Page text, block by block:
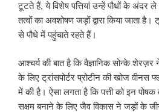
टूटते हैं, ये विशेष पत्तियां उन्हें पौधों के अंदर ले
तत्वों का अवशोषण जड़ों द्वारा किया जाता है।
से पौधे में पहुंचाते रहते हैं।
आश्चर्य की बात है कि वैज्ञानिक सोन्के
के लिए ट्रांसपोर्टर प्रोटीन की खोज वीनस
में की है। ऐसा लगता है कि पत्ती को इन
सक्षम बनाने के लिए जैव विकास ने जड़ों के